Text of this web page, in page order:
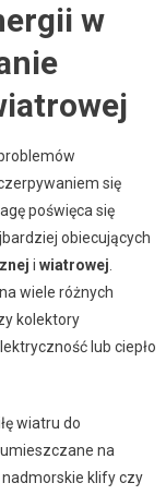
w
się
poświęca się
obiecujących
i wiatrowej
wiele różnych
kolektory
lub ciepło
wiatru do
na
klify czy